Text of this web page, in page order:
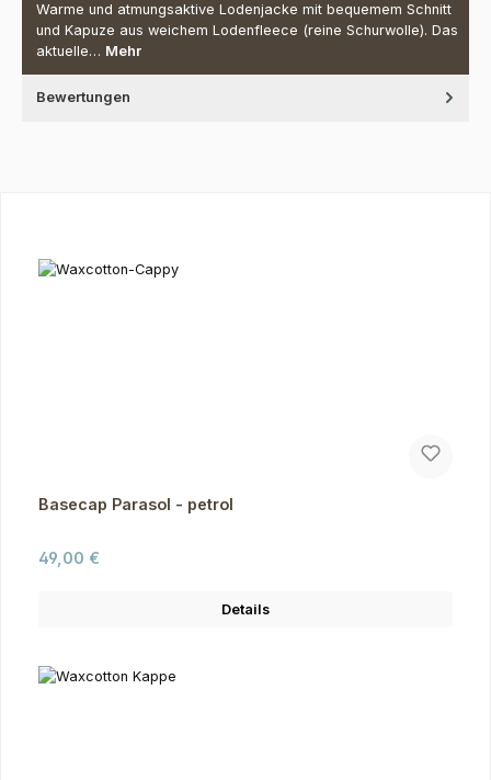
Warme und atmungsaktive Lodenjacke mit bequemem Schnitt
und Kapuze aus weichem Lodenfleece (reine Schurwolle). Das
aktuelle… Mehr
Bewertungen
Basecap Parasol - petrol
Regulärer Preis:
49,00 €
Details